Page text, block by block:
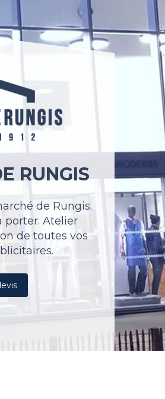
RUNGIS
de Rungis.
porter. Atelier
de toutes vos